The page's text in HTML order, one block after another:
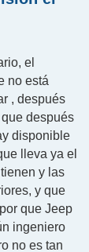
el
no está
, después
después
disponible
lleva ya el
y las
y que
que Jeep
ingeniero
no es tan